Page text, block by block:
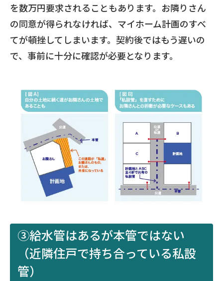
を数万円要求されることもあります。お隣りさん
の同意が得られなければ、マイホーム計画のすべ
てが頓挫してしまいます。契約後ではもう遅いの
で、事前に十分に確認が必要となります。
③給水管はあるが本管ではない
（近隣住戸で持ち合っている私設
管）